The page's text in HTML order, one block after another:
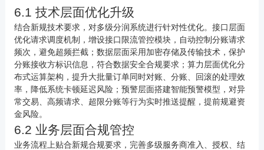
6.1 技术层面优化升级
结合新规技术要求，对多级分润系统进行针对性优化。接口层面
优化请求调度机制，增设接口限流管控模块，自动控制分账请求
频次，避免超频拦截；数据层面采用加密存储及传输技术，保护
分账接收方标识信息，符合数据安全合规要求；算力层面优化分
布式运算架构，提升大批量订单同时对账、分账、回滚的处理效
率，降低系统卡顿延迟风险；预警层面搭建智能预警模型，对异
常交易、高频请求、超限分账等行为实时推送提醒，提前规避资
金风险。
6.2 业务层面合规管控
业务流程上贴合新规合规要求，完善多级服务商准入、授权、结